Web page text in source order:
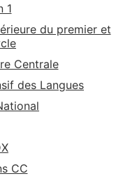
1
du premier et
Centrale
des Langues
CC